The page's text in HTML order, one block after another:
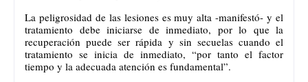
La peligrosidad de las lesiones es muy alta -manifestó- y el
tratamiento debe iniciarse de inmediato, por lo que la
recuperación puede ser rápida y sin secuelas cuando el
tratamiento se inicia de inmediato, “por tanto el factor
tiempo y la adecuada atención es fundamental”.